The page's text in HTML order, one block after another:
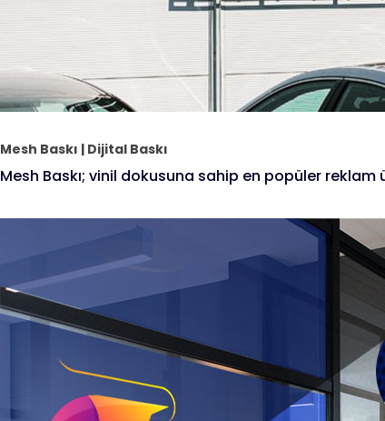
Mesh Baskı | Dijital Baskı
Mesh Baskı; vinil dokusuna sahip en popüler